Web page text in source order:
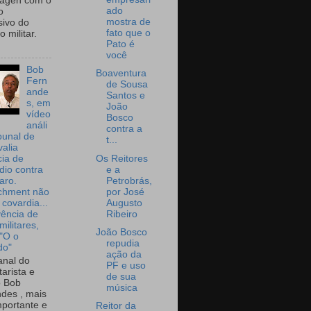
do
militar.
Bob
Fern
ande
s, em
vídeo
análi
de
de
contra
não
de
o
do
e
Bob
, mais
e
ado
mostra de
fato que o
Pato é
você
Boaventura
de Sousa
Santos e
João
Bosco
contra a
t...
Os Reitores
e a
Petrobrás,
por José
Augusto
Ribeiro
João Bosco
repudia
ação da
PF e uso
de sua
música
Reitor da